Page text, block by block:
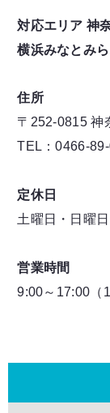
対応エリア 神
横浜みなとみ
住所
〒252-0815 神
TEL：0466-
定休日
土曜日・日曜
営業時間
9:00～17:00（